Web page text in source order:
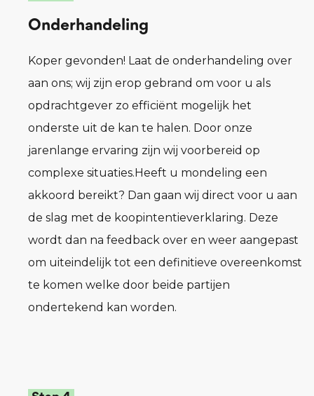
Onderhandeling
Koper gevonden! Laat de onderhandeling over
aan ons; wij zijn erop gebrand om voor u als
opdrachtgever zo efficiënt mogelijk het
onderste uit de kan te halen. Door onze
jarenlange ervaring zijn wij voorbereid op
complexe situaties.Heeft u mondeling een
akkoord bereikt? Dan gaan wij direct voor u aan
de slag met de koopintentieverklaring. Deze
wordt dan na feedback over en weer aangepast
om uiteindelijk tot een definitieve overeenkomst
te komen welke door beide partijen
ondertekend kan worden.